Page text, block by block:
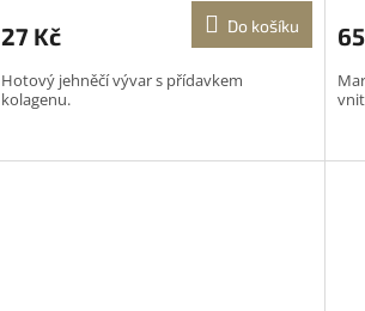
27 Kč Do košíku
Hotový jehněčí vývar s přídavkem
kolagenu.